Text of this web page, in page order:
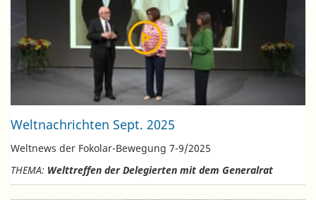
Weltnachrichten Sept. 2025
Weltnews der Fokolar-Bewegung 7-9/2025
THEMA: Welttreffen der Delegierten mit dem Generalrat